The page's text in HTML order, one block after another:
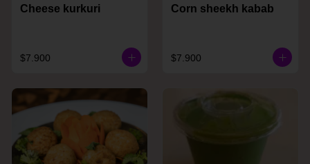
Cheese kurkuri
$7.900
Corn sheekh kabab
$7.900